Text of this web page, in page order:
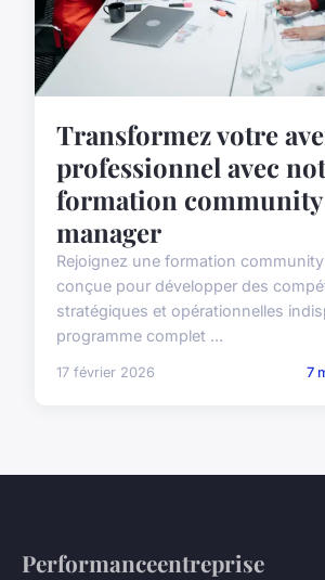
Transformez votre
professionnel avec
formation community
manager
Rejoignez une formation
conçue pour développer des
stratégiques et opérationnelles
programme complet ...
17 février 2026 7
Performanceentreprise